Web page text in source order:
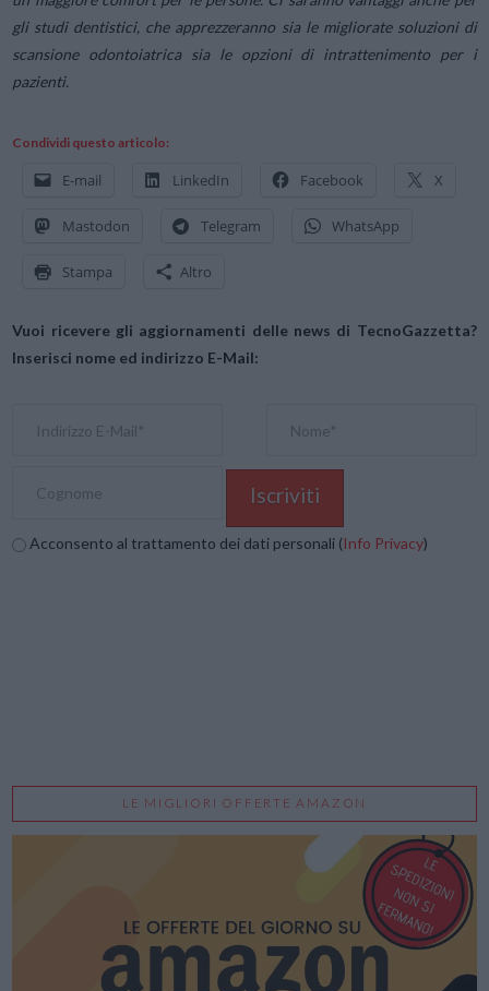
gli studi dentistici, che apprezzeranno sia le migliorate soluzioni di
scansione odontoiatrica sia le opzioni di intrattenimento per i
pazienti.
Condividi questo articolo:
E-mail LinkedIn Facebook X
Mastodon Telegram WhatsApp
Stampa Altro
Vuoi ricevere gli aggiornamenti delle news di TecnoGazzetta?
Inserisci nome ed indirizzo E-Mail:
Acconsento al trattamento dei dati personali (Info Privacy)
LE MIGLIORI OFFERTE AMAZON